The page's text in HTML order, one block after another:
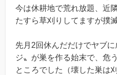
今は休耕地で荒れ放題、近
たすら草刈りしてますが撲
先月2回休んだだけでヤブ
ジ〟が巣を作る始末で、危
ところでした（壊した巣は